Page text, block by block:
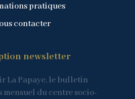
pratiques
contacter
newsletter
La Papaye, le bulletin
mensuel du centre socio-